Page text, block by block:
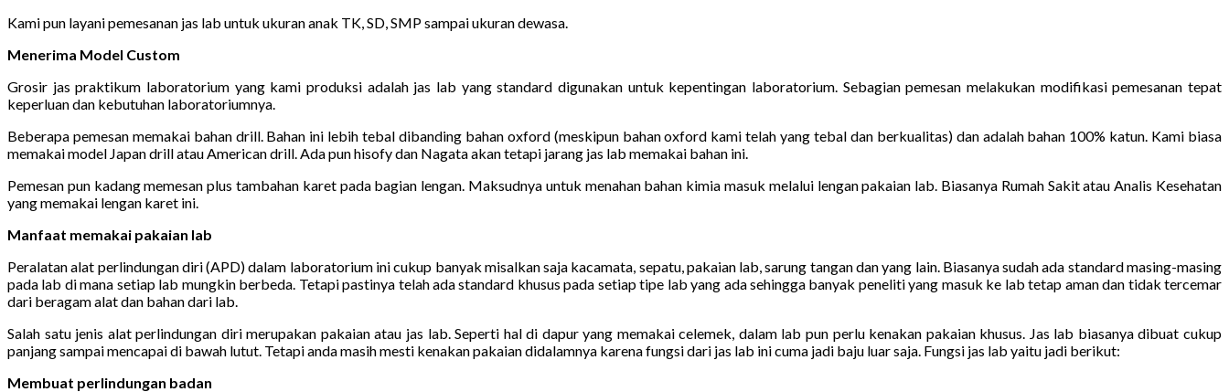
Kami pun layani pemesanan jas lab untuk ukuran anak TK, SD, SMP sampai ukuran dewasa.
Menerima Model Custom
Grosir jas praktikum laboratorium yang kami produksi adalah jas lab yang standard digunakan untuk kepentingan laboratorium. Sebagian pemesan melakukan modifikasi pemesanan tepat
keperluan dan kebutuhan laboratoriumnya.
Beberapa pemesan memakai bahan drill. Bahan ini lebih tebal dibanding bahan oxford (meskipun bahan oxford kami telah yang tebal dan berkualitas) dan adalah bahan 100% katun. Kami biasa
memakai model Japan drill atau American drill. Ada pun hisofy dan Nagata akan tetapi jarang jas lab memakai bahan ini.
Pemesan pun kadang memesan plus tambahan karet pada bagian lengan. Maksudnya untuk menahan bahan kimia masuk melalui lengan pakaian lab. Biasanya Rumah Sakit atau Analis Kesehatan
yang memakai lengan karet ini.
Manfaat memakai pakaian lab
Peralatan alat perlindungan diri (APD) dalam laboratorium ini cukup banyak misalkan saja kacamata, sepatu, pakaian lab, sarung tangan dan yang lain. Biasanya sudah ada standard masing-masing
pada lab di mana setiap lab mungkin berbeda. Tetapi pastinya telah ada standard khusus pada setiap tipe lab yang ada sehingga banyak peneliti yang masuk ke lab tetap aman dan tidak tercemar
dari beragam alat dan bahan dari lab.
Salah satu jenis alat perlindungan diri merupakan pakaian atau jas lab. Seperti hal di dapur yang memakai celemek, dalam lab pun perlu kenakan pakaian khusus. Jas lab biasanya dibuat cukup
panjang sampai mencapai di bawah lutut. Tetapi anda masih mesti kenakan pakaian didalamnya karena fungsi dari jas lab ini cuma jadi baju luar saja. Fungsi jas lab yaitu jadi berikut:
Membuat perlindungan badan